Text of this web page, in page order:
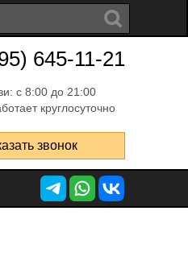
645-11-21
с 8:00 до 21:00
круглосуточно
звонок